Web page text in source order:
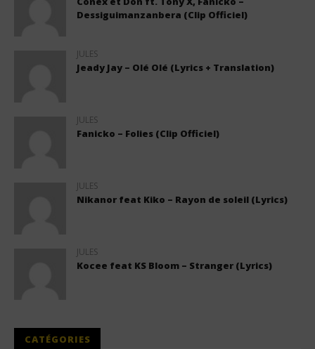
Dessiguimanzanbera (Clip Officiel)
JULES
Jeady Jay – Olé Olé (Lyrics + Translation)
JULES
Fanicko – Folies (Clip Officiel)
JULES
Nikanor feat Kiko – Rayon de soleil (Lyrics)
JULES
Kocee feat KS Bloom – Stranger (Lyrics)
CATÉGORIES